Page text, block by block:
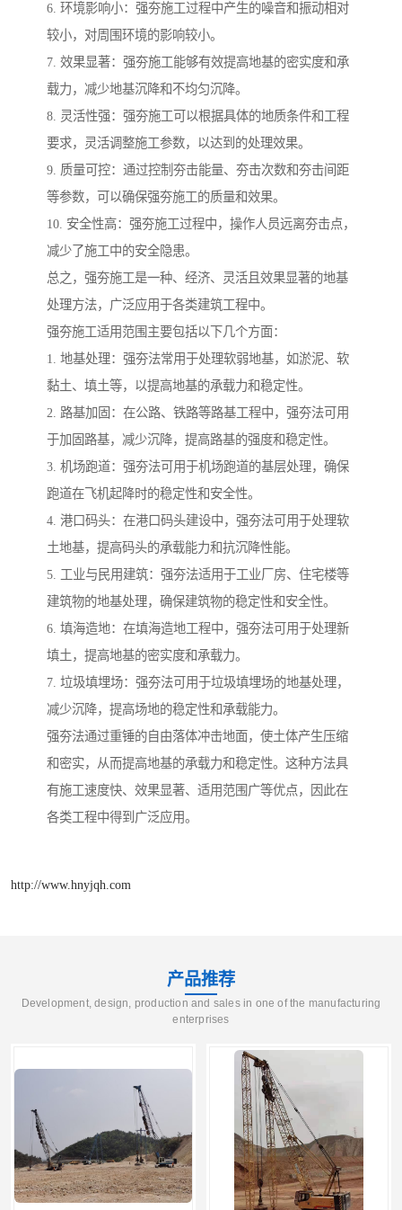
6. 环境影响小：强夯施工过程中产生的噪音和振动相对
较小，对周围环境的影响较小。
7. 效果显著：强夯施工能够有效提高地基的密实度和承
载力，减少地基沉降和不均匀沉降。
8. 灵活性强：强夯施工可以根据具体的地质条件和工程
要求，灵活调整施工参数，以达到的处理效果。
9. 质量可控：通过控制夯击能量、夯击次数和夯击间距
等参数，可以确保强夯施工的质量和效果。
10. 安全性高：强夯施工过程中，操作人员远离夯击点，
减少了施工中的安全隐患。
总之，强夯施工是一种、经济、灵活且效果显著的地基
处理方法，广泛应用于各类建筑工程中。
强夯施工适用范围主要包括以下几个方面：
1. 地基处理：强夯法常用于处理软弱地基，如淤泥、软
黏土、填土等，以提高地基的承载力和稳定性。
2. 路基加固：在公路、铁路等路基工程中，强夯法可用
于加固路基，减少沉降，提高路基的强度和稳定性。
3. 机场跑道：强夯法可用于机场跑道的基层处理，确保
跑道在飞机起降时的稳定性和安全性。
4. 港口码头：在港口码头建设中，强夯法可用于处理软
土地基，提高码头的承载能力和抗沉降性能。
5. 工业与民用建筑：强夯法适用于工业厂房、住宅楼等
建筑物的地基处理，确保建筑物的稳定性和安全性。
6. 填海造地：在填海造地工程中，强夯法可用于处理新
填土，提高地基的密实度和承载力。
7. 垃圾填埋场：强夯法可用于垃圾填埋场的地基处理，
减少沉降，提高场地的稳定性和承载能力。
强夯法通过重锤的自由落体冲击地面，使土体产生压缩
和密实，从而提高地基的承载力和稳定性。这种方法具
有施工速度快、效果显著、适用范围广等优点，因此在
各类工程中得到广泛应用。
http://www.hnyjqh.com
产品推荐
Development, design, production and sales in one of the manufacturing
enterprises